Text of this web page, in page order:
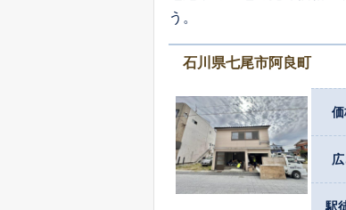
う。
石川県七尾市阿良町
駅